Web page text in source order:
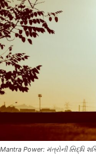
Mantra Power: મંત્રોની સિદ્ધિ